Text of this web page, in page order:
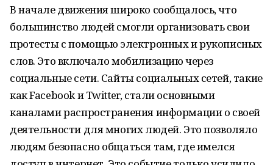
В начале движения широко сообщалось, что
большинство людей смогли организовать свои
протесты с помощью электронных и рукописных
слов. Это включало мобилизацию через
социальные сети. Сайты социальных сетей, такие
как Facebook и Twitter, стали основными
каналами распространения информации о своей
деятельности для многих людей. Это позволяло
людям безопасно общаться там, где имелся